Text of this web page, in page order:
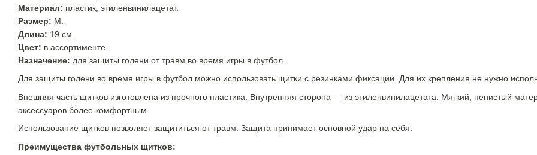
Материал: пластик, этиленвинилацетат.
Размер: М.
Длина: 19 см.
Цвет: в ассортименте.
Назначение: для защиты голени от травм во время игры в футбол.
Для защиты голени во время игры в футбол можно использовать щитки с резинками фиксации. Для их крепления не нужно
Внешняя часть щитков изготовлена из прочного пластика. Внутренняя сторона — из этиленвинилацетата. Мягкий, пенистый
аксессуаров более комфортным.
Использование щитков позволяет защититься от травм. Защита принимает основной удар на себя.
Преимущества футбольных щитков: